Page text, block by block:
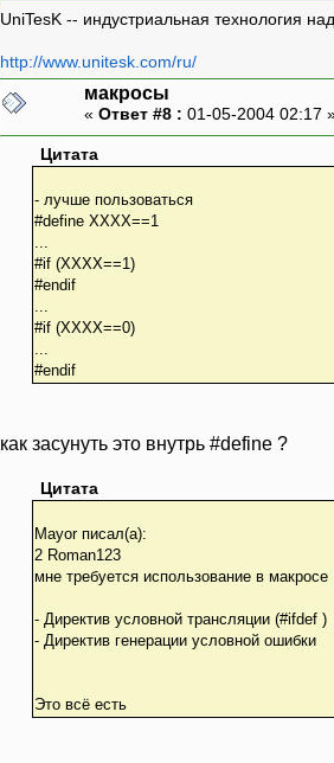
UniTesK -- индустриальная технология
http://www.unitesk.com/ru/
макросы
« Ответ #8 : 01-05-2004 02:17
Цитата
- лучше пользоваться
#define XXXX==1
#if (ХХХХ==1)
#endif
#if (ХХХХ==0)
#endif
как засунуть это внутрь #define ?
Цитата
Mayor писал(а):
2 Roman123
мне требуется использование в макросе
- Директив условной трансляции (#ifdef )
- Директив генерации условной ошибки
Это всё есть